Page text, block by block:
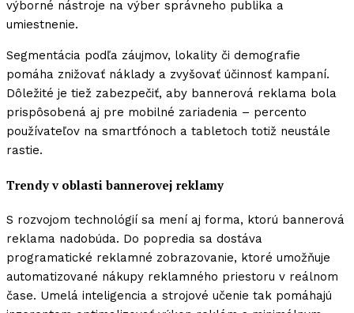
výborné nástroje na výber správneho publika a
umiestnenie.
Segmentácia podľa záujmov, lokality či demografie
pomáha znižovať náklady a zvyšovať účinnosť kampaní.
Dôležité je tiež zabezpečiť, aby bannerová reklama bola
prispôsobená aj pre mobilné zariadenia – percento
používateľov na smartfónoch a tabletoch totiž neustále
rastie.
Trendy v oblasti bannerovej reklamy
S rozvojom technológií sa mení aj forma, ktorú bannerová
reklama nadobúda. Do popredia sa dostáva
programatické reklamné zobrazovanie, ktoré umožňuje
automatizované nákupy reklamného priestoru v reálnom
čase. Umelá inteligencia a strojové učenie tak pomáhajú